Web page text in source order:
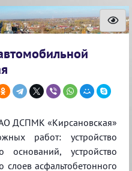
ДСПМК «Кирсановская»
работ: устройство
устройство
асфальтобетонного